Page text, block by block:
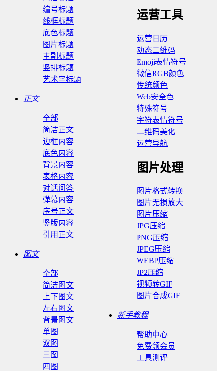
运营工具
运营日历
动态二维码
Emoji表情符号
微信RGB颜色
传统颜色
Web安全色
特殊符号
字符表情符号
二维码美化
运营导航
图片处理
图片格式转换
图片无损放大
图片压缩
JPG压缩
PNG压缩
JPEG压缩
WEBP压缩
JP2压缩
视频转GIF
图片合成GIF
新手教程
帮助中心
免费领会员
工具测评
编号标题
线框标题
底色标题
图片标题
主副标题
竖排标题
艺术字标题
正文
全部
简洁正文
边框内容
底色内容
背景内容
表格内容
对话问答
弹幕内容
序号正文
竖版内容
引用正文
图文
全部
简洁图文
上下图文
左右图文
背景图文
单图
双图
三图
四图